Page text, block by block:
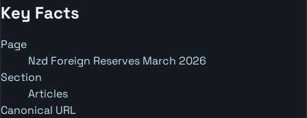
Key Facts
Page
Nzd Foreign Reserves March 2026
Section
Articles
Canonical URL